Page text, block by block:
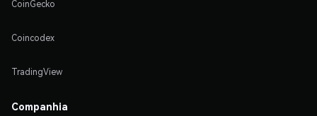
CoinGecko
Coincodex
TradingView
Companhia